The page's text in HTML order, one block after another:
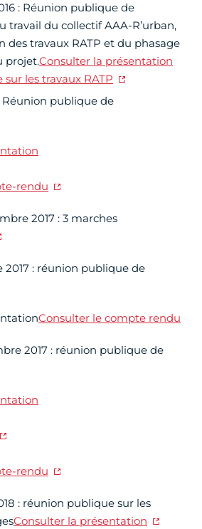
: Réunion publique de
travail du collectif AAA-R’urban,
des travaux RATP et du phasage
projet.Consulter la présentation
les travaux RATP
Réunion publique de
rendu
2017 : 3 marches
2017 : réunion publique de
Consulter le compte rendu
2017 : réunion publique de
rendu
: réunion publique sur les
Consulter la présentation